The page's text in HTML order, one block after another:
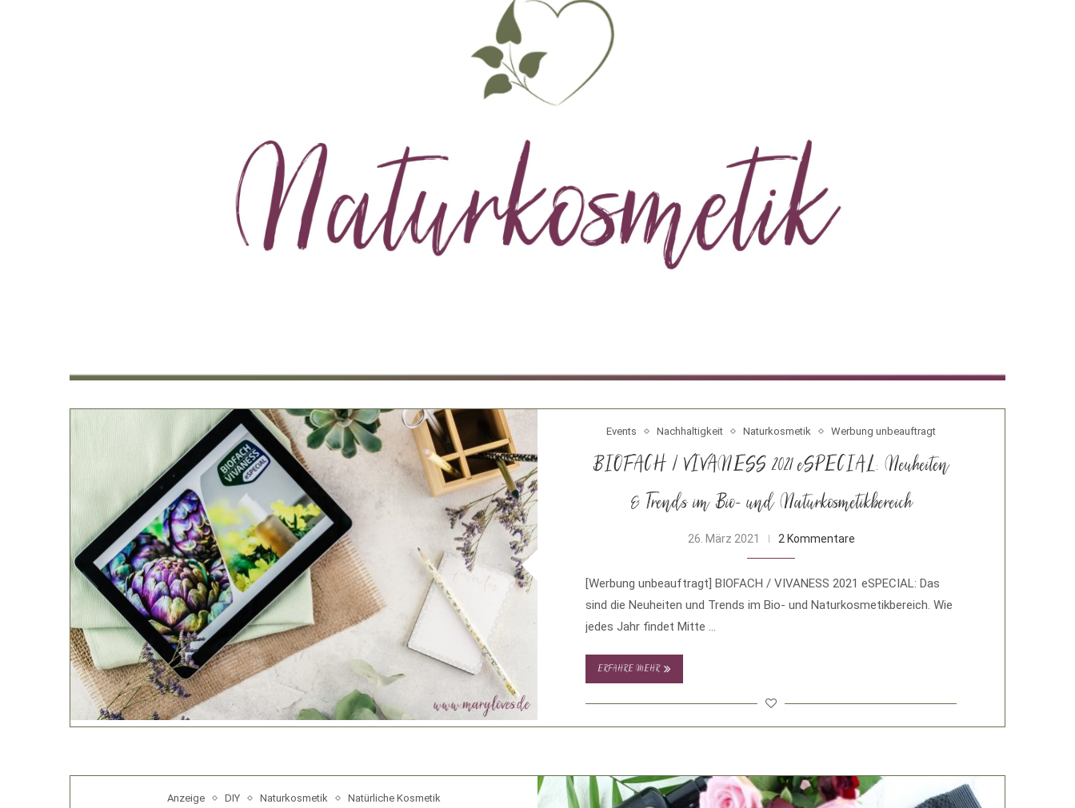
Events Nachhaltigkeit Naturkosmetik Werbung unbeauftragt
BIOFACH / VIVANESS 2021 eSPECIAL: Neuheiten
& Trends im Bio- und Naturkosmetikbereich
26. März 2021 2 Kommentare
[Werbung unbeauftragt] BIOFACH / VIVANESS 2021 eSPECIAL: Das
sind die Neuheiten und Trends im Bio- und Naturkosmetikbereich. Wie
jedes Jahr findet Mitte …
ERFAHRE MEHR
Anzeige DIY Naturkosmetik Natürliche Kosmetik